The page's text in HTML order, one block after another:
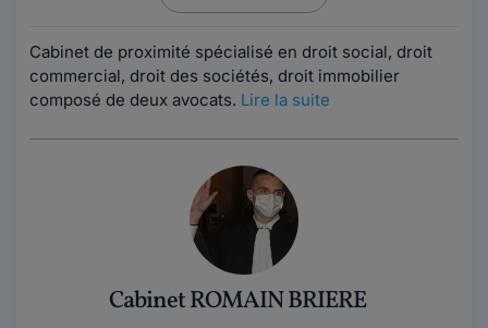
Cabinet de proximité spécialisé en droit social, droit
commercial, droit des sociétés, droit immobilier
composé de deux avocats. Lire la suite
Cabinet ROMAIN BRIERE